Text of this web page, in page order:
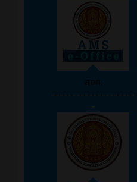
สอศ.
--------------------
-